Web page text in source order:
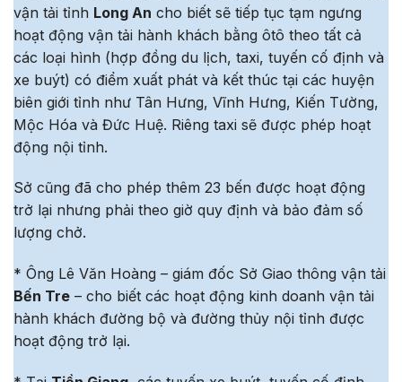
vận tải tỉnh Long An cho biết sẽ tiếp tục tạm ngưng
hoạt động vận tải hành khách bằng ôtô theo tất cả
các loại hình (hợp đồng du lịch, taxi, tuyến cố định và
xe buýt) có điểm xuất phát và kết thúc tại các huyện
biên giới tỉnh như Tân Hưng, Vĩnh Hưng, Kiến Tường,
Mộc Hóa và Đức Huệ. Riêng taxi sẽ được phép hoạt
động nội tỉnh.
Sở cũng đã cho phép thêm 23 bến được hoạt động
trở lại nhưng phải theo giờ quy định và bảo đảm số
lượng chở.
* Ông Lê Văn Hoàng – giám đốc Sở Giao thông vận tải
Bến Tre – cho biết các hoạt động kinh doanh vận tải
hành khách đường bộ và đường thủy nội tỉnh được
hoạt động trở lại.